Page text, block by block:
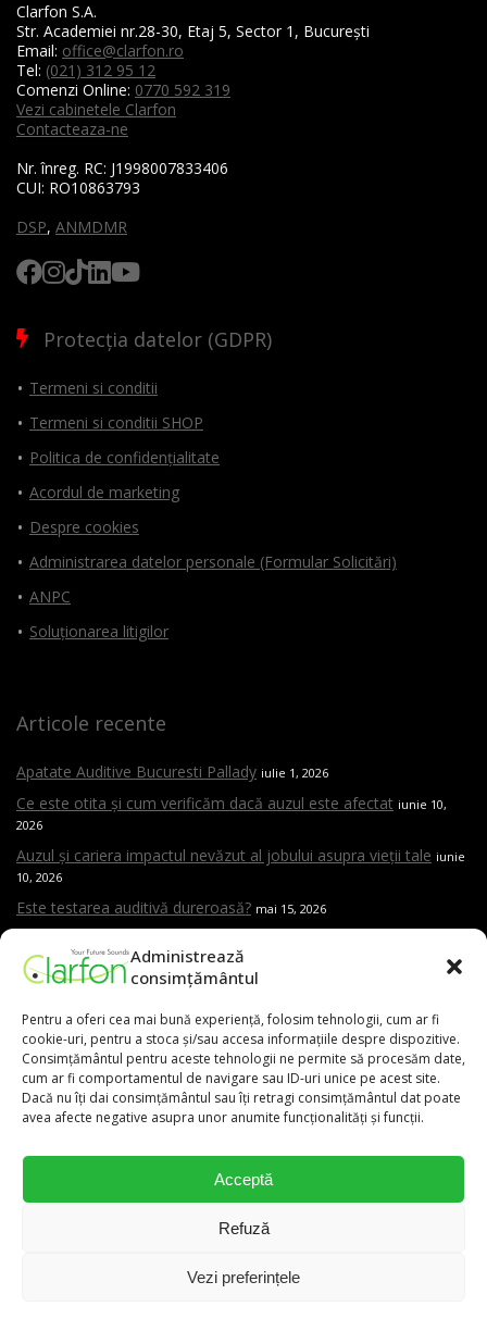
Administrează
consimțământul
Pentru a oferi cea mai bună experiență, folosim tehnologii, cum ar fi
cookie-uri, pentru a stoca și/sau accesa informațiile despre dispozitive.
Consimțământul pentru aceste tehnologii ne permite să procesăm date,
cum ar fi comportamentul de navigare sau ID-uri unice pe acest site.
Dacă nu îți dai consimțământul sau îți retragi consimțământul dat poate
avea afecte negative asupra unor anumite funcționalități și funcții.
Acceptă
Refuză
Vezi preferințele
Clarfon S.A.
Str. Academiei nr.28-30, Etaj 5, Sector 1, București
Email: office@clarfon.ro
Tel: (021) 312 95 12
Comenzi Online: 0770 592 319
Vezi cabinetele Clarfon
Contacteaza-ne
Nr. înreg. RC: J1998007833406
CUI: RO10863793
DSP, ANMDMR
Protecția datelor (GDPR)
Termeni si conditii
Termeni si conditii SHOP
Politica de confidențialitate
Acordul de marketing
Despre cookies
Administrarea datelor personale (Formular Solicitări)
ANPC
Soluționarea litigilor
Articole recente
Apatate Auditive Bucuresti Pallady iulie 1, 2026
Ce este otita și cum verificăm dacă auzul este afectat iunie 10,
2026
Auzul și cariera impactul nevăzut al jobului asupra vieții tale iunie
10, 2026
Este testarea auditivă dureroasă? mai 15, 2026
2026
Cand trebuie sa mergi la ORL
Aparat auditiv versus amplificator – care este diferența și de ce
contează evaluarea profesională mai 15, 2026
031.9111